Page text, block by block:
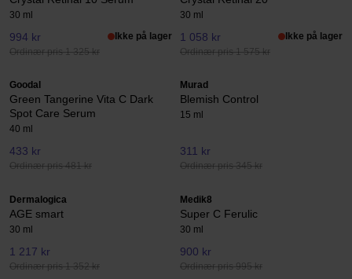
30 ml
994 kr
Ordinær pris 1 325 kr
Ikke på lager
30 ml
1 058 kr
Ordinær pris 1 575 kr
Ikke på lager
Goodal
Green Tangerine Vita C Dark
Spot Care Serum
40 ml
433 kr
Ordinær pris 481 kr
Murad
Blemish Control
15 ml
311 kr
Ordinær pris 345 kr
Dermalogica
AGE smart
30 ml
1 217 kr
Ordinær pris 1 352 kr
Medik8
Super C Ferulic
30 ml
900 kr
Ordinær pris 995 kr